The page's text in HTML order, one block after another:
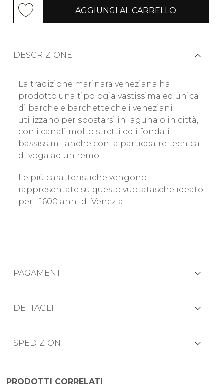
AGGIUNGI AL CARRELLO
DESCRIZIONE
La tradizione marinara veneziana ha
prodotto una tipologia vastissima ed unica
di barche e barchette che i veneziani
utilizzano per spostarsi in laguna o in città,
con i canali molto stretti ed i fondali
bassissimi, anche con la particoalre tecnica
di voga ad un remo.
Le più caratteristiche vengono
rappresentate su questo vuotatasche ideato
per i 1600 anni di Venezia.
PAGAMENTI
BONIFICO BANCARIO
DETTAGLI
SPEDIZIONI
entro 3-5 giorni lavorativi.
PRODOTTI CORRELATI